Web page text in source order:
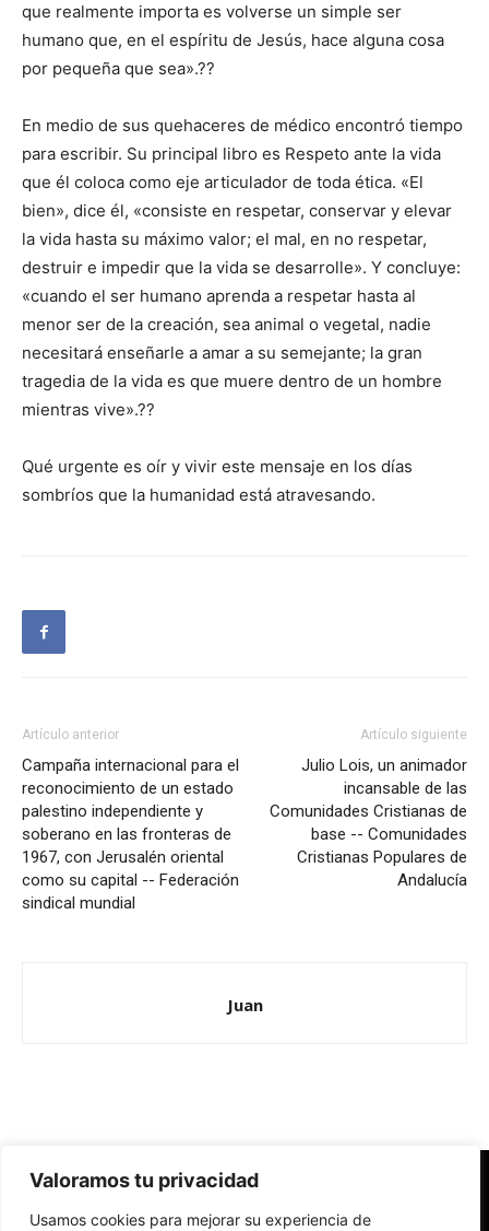
Valoramos tu privacidad
Usamos cookies para mejorar su experiencia de
que realmente importa es volverse un simple ser
humano que, en el espíritu de Jesús, hace alguna cosa
por pequeña que sea».??
En medio de sus quehaceres de médico encontró tiempo
para escribir. Su principal libro es Respeto ante la vida
que él coloca como eje articulador de toda ética. «El
bien», dice él, «consiste en respetar, conservar y elevar
la vida hasta su máximo valor; el mal, en no respetar,
destruir e impedir que la vida se desarrolle». Y concluye:
«cuando el ser humano aprenda a respetar hasta al
menor ser de la creación, sea animal o vegetal, nadie
necesitará enseñarle a amar a su semejante; la gran
tragedia de la vida es que muere dentro de un hombre
mientras vive».??
Qué urgente es oír y vivir este mensaje en los días
sombríos que la humanidad está atravesando.
Artículo anterior
Campaña internacional para el
reconocimiento de un estado
palestino independiente y
soberano en las fronteras de
1967, con Jerusalén oriental
como su capital -- Federación
sindical mundial
Artículo siguiente
Julio Lois, un animador
incansable de las
Comunidades Cristianas de
base -- Comunidades
Cristianas Populares de
Andalucía
Juan
Redes Cristianas
Una mirada alternativa sobre la Iglesia católica y la sociedad